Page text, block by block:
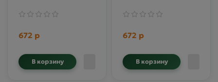
672 р
В корзину
672 р
В корзину